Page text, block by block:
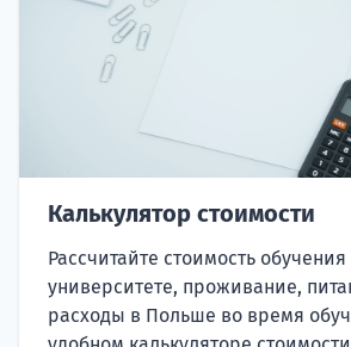
Калькулятор стоимости
Рассчитайте стоимость обучения
университете, проживание,
расходы в Польше во время